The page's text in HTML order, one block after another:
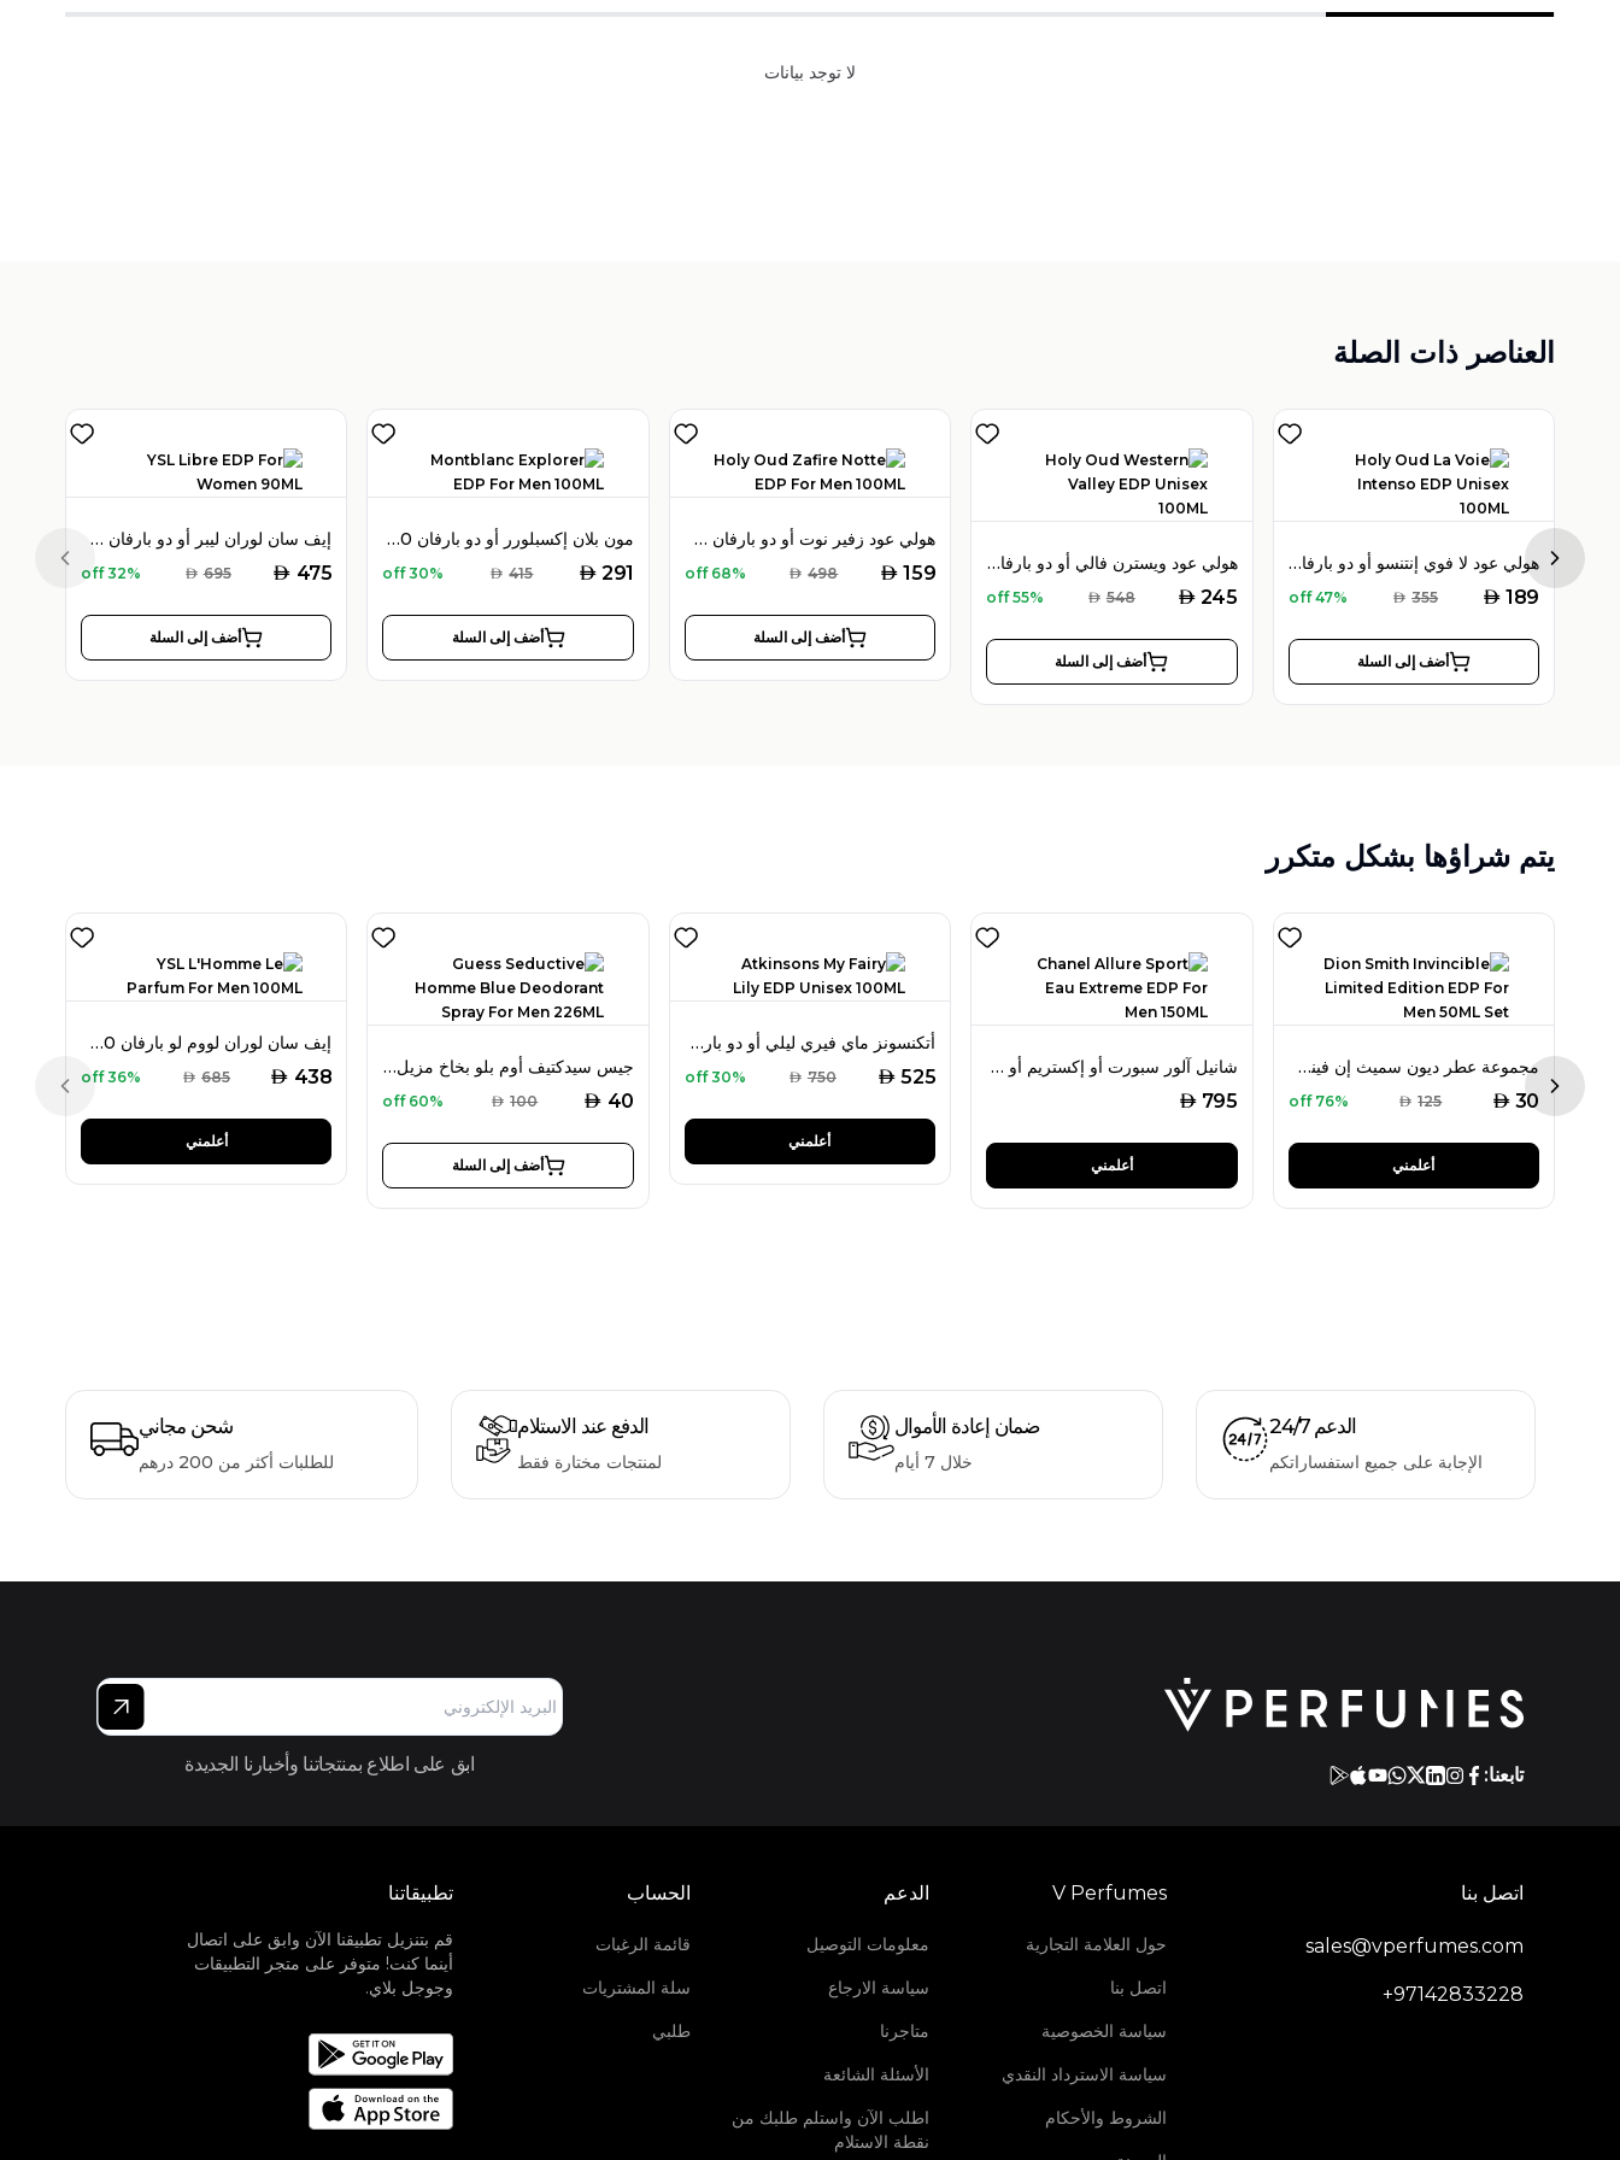
لا توجد بيانات
العناصر ذات الصلة
إيف سان لوران ليبر أو دو بارفان 90 مل للنساء
AED 475
AED 695
32% off
أضف إلى السلة
مون بلان إكسبلورر أو دو بارفان 100 مل للرجال
AED 291
AED 415
30% off
أضف إلى السلة
هولي عود زفير نوت أو دو بارفان 100 مل للرجال
AED 159
AED 498
68% off
أضف إلى السلة
هولي عود ويسترن فالي أو دو بارفان 100 مل للجنسين
AED 245
AED 548
55% off
أضف إلى السلة
هولي عود لا فوي إنتنسو أو دو بارفان 100 مل للجنسين
AED 189
AED 355
47% off
أضف إلى السلة
Previous slide Next
يتم شراؤها بشكل متكرر
إيف سان لوران لووم لو بارفان 100 مل للرجال
AED 438
AED 685
36% off
أعلمني
جيس سيدكتيف أوم بلو بخاخ مزيل عرق 226 مل للرجال
AED 40
AED 100
60% off
أضف إلى السلة
أتكنسونز ماي فيري ليلي أو دو بارفيان 100 مل للجنسين
AED 525
AED 750
30% off
أعلمني
شانيل آلور سبورت أو إكستريم أو دو بارفان 150 مل للرجال
AED 795
أعلمني
مجموعة عطر ديون سميث إن فينسيبل ليمتد إيديشن أو دو بارفان 50 مل للرجال
AED 30
AED 125
76% off
أعلمني
Previous slide Next
شحن مجاني
للطلبات أكثر من 200 درهم
الدفع عند الاستلام
لمنتجات مختارة فقط
ضمان إعادة الأموال
خلال 7 أيام
الدعم 24/7
الإجابة على جميع استفساراتكم
تابعنا: ابق على اطلاع بمنتجاتنا وأخبارنا الجديدة
اتصل بنا
sales@vperfumes.com
+97142833228
V Perfumes
حول العلامة التجارية
اتصل بنا
سياسة الخصوصية
سياسة الاسترداد النقدي
الشروط والأحكام
الدعم
معلومات التوصيل
سياسة الارجاع
متاجرنا
الأسئلة الشائعة
اطلب الآن واستلم طلبك من
نقطة الاستلام
الحساب
قائمة الرغبات
سلة المشتريات
طلبي
تطبيقاتنا
قم بتنزيل تطبيقنا الآن وابق على اتصال
أينما كنت! متوفر على متجر التطبيقات
وجوجل بلاي.